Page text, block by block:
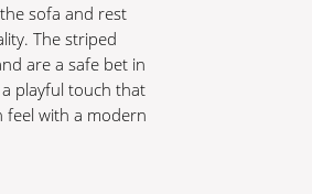
sofa and rest
The striped
are a safe bet in
playful touch that
feel with a modern